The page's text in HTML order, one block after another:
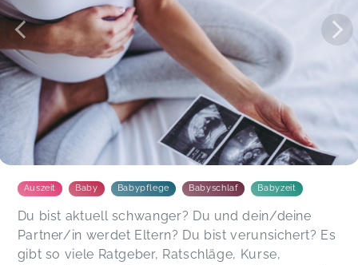
Auszeit Baby Babypflege Babyschlaf Babyzeit
Du bist aktuell schwanger? Du und dein/deine
Partner/in werdet Eltern? Du bist verunsichert? Es
gibt so viele Ratgeber, Ratschläge, Kurse,